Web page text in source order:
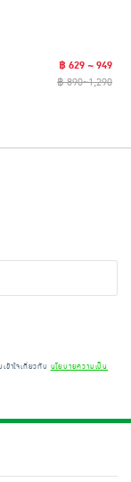
฿ 629 ~ 949
฿ 890~1,290
ข้าใจเกี่ยวกับ นโยบายความเป็น